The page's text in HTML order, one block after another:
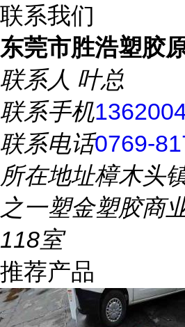
联系我们
东莞市胜浩塑胶
联系人 叶总
联系手机
联系电话0769-
所在地址樟木头
之一塑金塑胶商
118室
推荐产品